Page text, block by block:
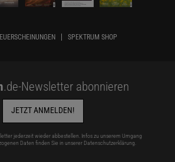
SPEKTRUM SHOP
.de-Newsletter abonnieren
JETZT ANMELDEN!
jederzeit wieder abbestellen. Infos zu unserem Umgang
Daten finden Sie in unserer Datenschutzerklärung